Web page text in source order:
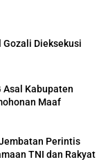
Gozali Dieksekusi
Asal Kabupaten
Maaf
Perintis
TNI dan Rakyat